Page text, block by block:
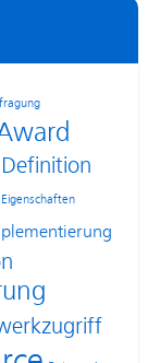
Definition
Eigenschaften